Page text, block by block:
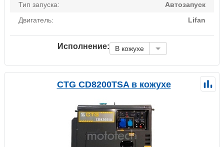
Тип запуска:
Автозапуск
Двигатель:
Lifan
Исполнение: В кожухе
CTG CD8200TSA в кожухе